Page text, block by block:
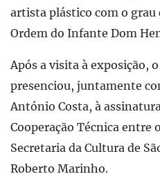
artista plástico com o grau
Ordem do Infante Dom
Após a visita à exposição,
presenciou, juntamente
António Costa, à
Cooperação Técnica entre
Secretaria da Cultura de
Roberto Marinho.